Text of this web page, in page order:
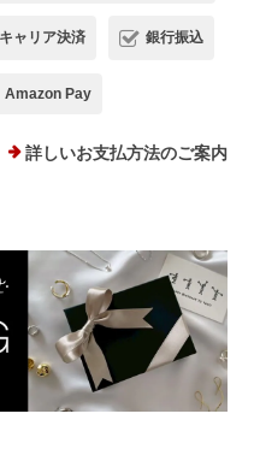
ルバー925
れ、痒みも出ませんでした！シ
、たくさん使わせていただき
をご利用いただき有
。 痒みや違和感が出て
ャリア決済 銀行振込
Amazon Pay
詳しいお支払方法のご案内